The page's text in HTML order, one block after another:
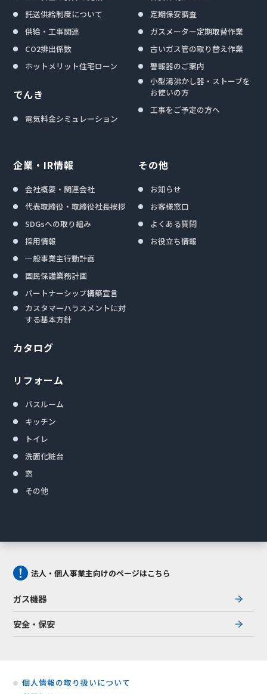
託送供給制度について
供給・工事関連
CO2排出係数
ホットメリット住宅ローン
でんき
電気料金シミュレーション
定期保安調査
ガスメーター定期取替作業
古いガス管の取り替え作業
警報器のご案内
小型湯沸かし器・ストーブを
お使いの方
工事をご予定の方へ
企業・IR情報
会社概要・関連会社
代表取締役・取締役社長挨拶
SDGsへの取り組み
採用情報
一般事業主行動計画
国民保護業務計画
パートナーシップ構築宣言
カスタマーハラスメントに対
する基本方針
カタログ
リフォーム
バスルーム
キッチン
トイレ
洗面化粧台
窓
その他
その他
お知らせ
お客様窓口
よくある質問
お役立ち情報
法人・個人事業主向けのページはこちら
ガス機器
安全・保安
個人情報の取り扱いについて